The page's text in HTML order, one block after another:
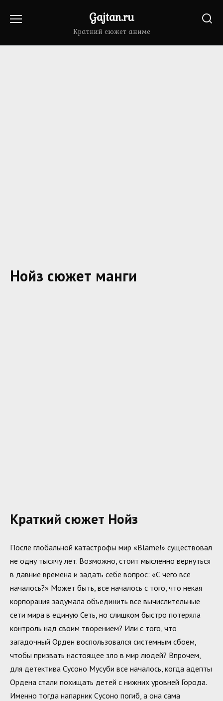
Gajtan.ru
Краткий сюжет аниме
Нойз сюжет манги
Краткий сюжет Нойз
После глобальной катастрофы мир «Blame!» существовал
не одну тысячу лет. Возможно, стоит мысленно вернуться
в давние времена и задать себе вопрос: «С чего все
началось?» Может быть, все началось с того, что некая
корпорация задумала объединить все вычислительные
сети мира в единую Сеть, но слишком быстро потеряла
контроль над своим творением? Или с того, что
загадочный Орден воспользовался системным сбоем,
чтобы призвать настоящее зло в мир людей? Впрочем,
для детектива Сусоно Мусуби все началось, когда адепты
Ордена стали похищать детей с нижних уровней Города.
Именно тогда напарник Сусоно погиб, а она сама